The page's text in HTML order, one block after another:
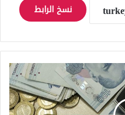
نسخ الرابط